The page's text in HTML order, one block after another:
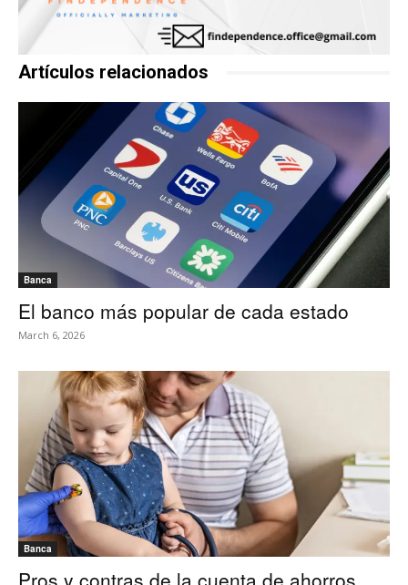
Artículos relacionados
Banca
El banco más popular de cada estado
March 6, 2026
Banca